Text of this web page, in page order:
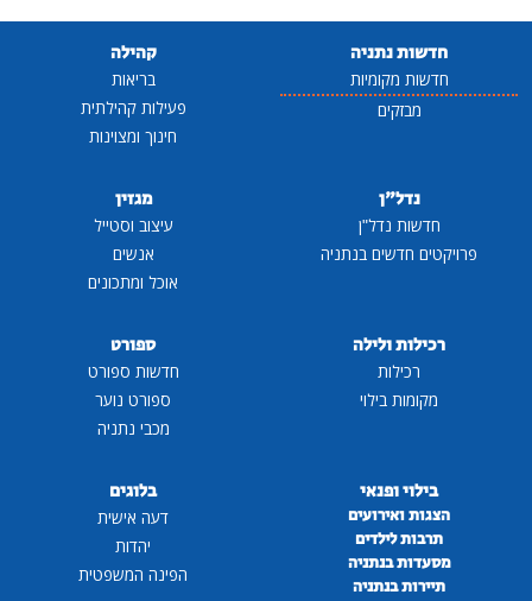
חדשות נתניה
חדשות מקומיות
מבזקים
קהילה
בריאות
פעילות קהילתית
חינוך ומצוינות
נדל"ן
חדשות נדל"ן
פרויקטים חדשים בנתניה
מגזין
עיצוב וסטייל
אנשים
אוכל ומתכונים
רכילות ולילה
רכילות
מקומות בילוי
ספורט
חדשות ספורט
ספורט נוער
מכבי נתניה
בילוי ופנאי
הצגות ואירועים
תרבות לילדים
מסעדות בנתניה
תיירות בנתניה
בלוגים
דעה אישית
יהדות
הפינה המשפטית